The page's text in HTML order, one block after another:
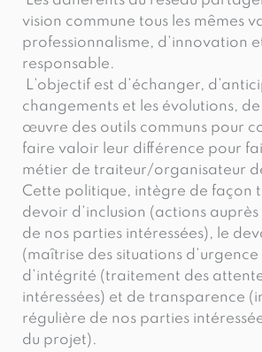
vision commune tous les mêmes
professionnalisme, d’innovation
responsable.
L’objectif est d’échanger,
changements et les évolutions,
œuvre des outils communs pour
faire valoir leur différence pour
métier de traiteur/organisateur
Cette politique, intègre de façon
devoir d’inclusion (actions
de nos parties intéressées), le
(maîtrise des situations
d’intégrité (traitement des
intéressées) et de transparence
régulière de nos parties
du projet).